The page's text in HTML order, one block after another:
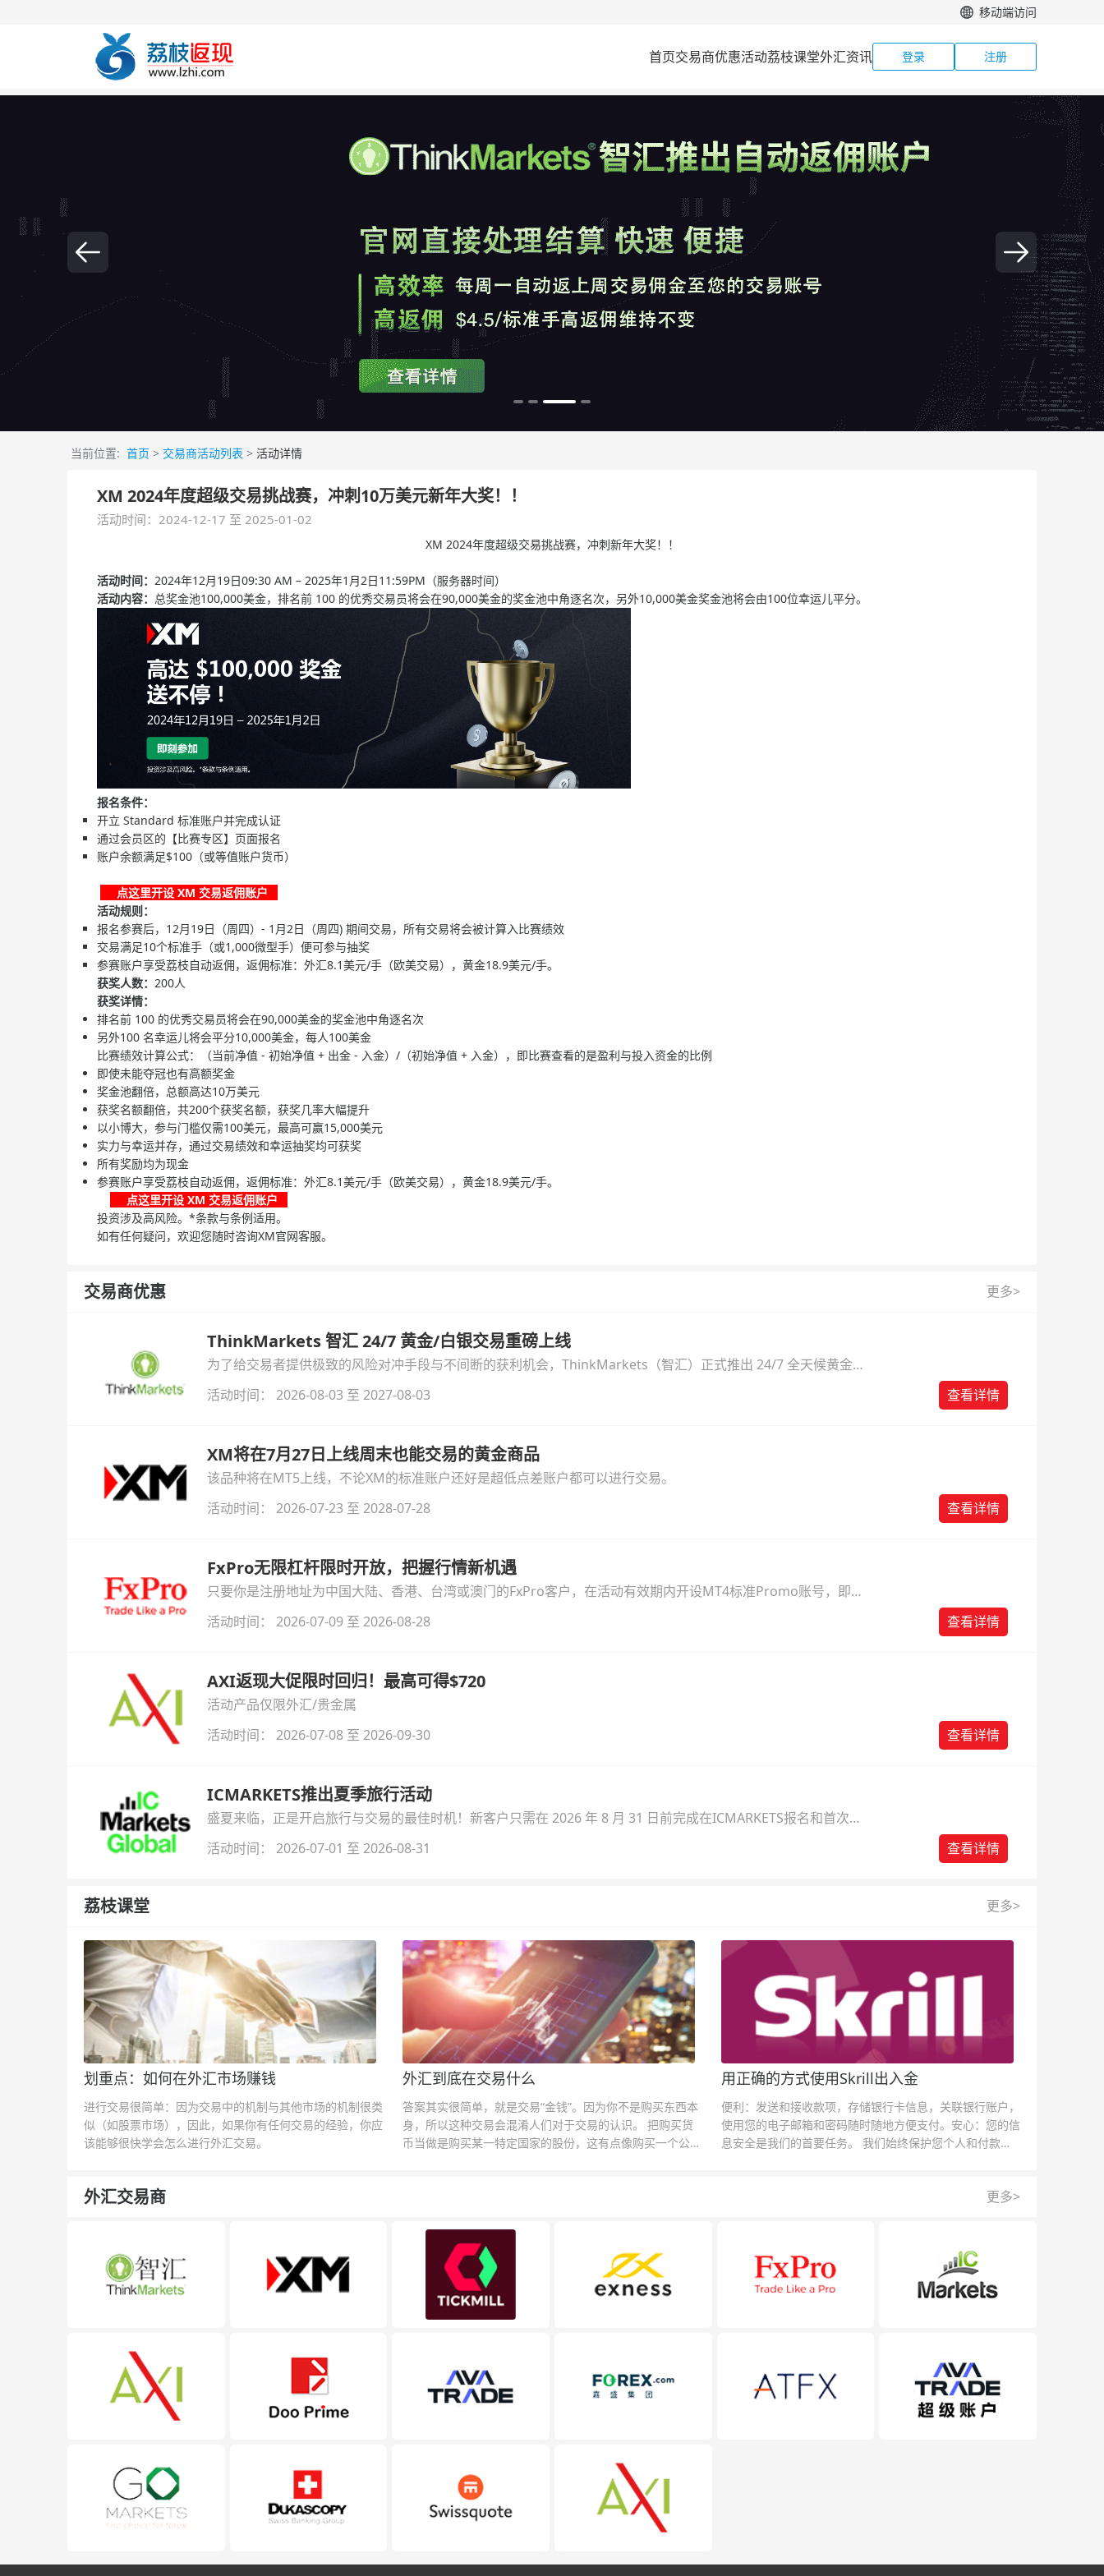
移动端访问
首页交易商优惠活动荔枝课堂外汇资讯 登录 注册
当前位置: 首页 > 交易商活动列表 > 活动详情
XM 2024年度超级交易挑战赛，冲刺10万美元新年大奖！！
活动时间：2024-12-17 至 2025-01-02
XM 2024年度超级交易挑战赛，冲刺新年大奖！！
活动时间： 2024年12月19日09:30 AM – 2025年1月2日11:59PM（服务器时间）​
活动内容： 总奖金池100,000美金，排名前 100 的优秀交易员将会在90,000美金的奖金池中角逐名次，另外10,000美金奖金池将会由100位幸运儿平分。
报名条件：
开立 Standard 标准账户并完成认证​
通过会员区的【比赛专区】页面报名​
账户余额满足$100（或等值账户货币）​
点这里开设 XM 交易返佣账户
活动规则：​
报名参赛后，12月19日（周四）- 1月2日（周四) 期间交易，所有交易将会被计算入比赛绩效​
交易满足10个标准手（或1,000微型手）便可参与抽奖​
参赛账户享受荔枝自动返佣，返佣标准：外汇8.1美元/手（欧美交易），黄金18.9美元/手。
获奖人数： 200人
获奖详情：
排名前 100 的优秀交易员将会在90,000美金的奖金池中角逐名次
另外100 名幸运儿将会平分10,000美金，每人100美金
比赛绩效计算公式：（当前净值 - 初始净值 + 出金 - 入金）/（初始净值 + 入金），即比赛查看的是盈利与投入资金的比例
即使未能夺冠也有高额奖金
奖金池翻倍，总额高达10万美元
获奖名额翻倍，共200个获奖名额，获奖几率大幅提升
以小博大，参与门槛仅需100美元，最高可赢15,000美元
实力与幸运并存，通过交易绩效和幸运抽奖均可获奖
所有奖励均为现金
参赛账户享受荔枝自动返佣，返佣标准：外汇8.1美元/手（欧美交易），黄金18.9美元/手。
点这里开设 XM 交易返佣账户
投资涉及高风险。*条款与条例适用。
如有任何疑问，欢迎您随时咨询XM官网客服。
交易商优惠 更多>
ThinkMarkets 智汇 24/7 黄金/白银交易重磅上线
为了给交易者提供极致的风险对冲手段与不间断的获利机会，ThinkMarkets（智汇）正式推出 24/7 全天候黄金
与白银交易！本文将为您详细拆解本次升级的核心交易品种、杠杆配置、支持软件及交易细则。
活动时间： 2026-08-03 至 2027-08-03 查看详情
XM将在7月27日上线周末也能交易的黄金商品
该品种将在MT5上线，不论XM的标准账户还好是超低点差账户都可以进行交易。
活动时间： 2026-07-23 至 2028-07-28
查看详情
FxPro无限杠杆限时开放，把握行情新机遇
只要你是注册地址为中国大陆、香港、台湾或澳门的FxPro客户，在活动有效期内开设MT4标准Promo账号，即可
自动解锁无限倍杠杆福利，无需额外复杂操作。
活动时间： 2026-07-09 至 2026-08-28 查看详情
AXI返现大促限时回归！最高可得$720
活动产品仅限外汇/贵金属
活动时间： 2026-07-08 至 2026-09-30
查看详情
ICMARKETS推出夏季旅行活动
盛夏来临，正是开启旅行与交易的最佳时机！新客户只需在 2026 年 8 月 31 日前完成在ICMARKETS报名和首次入
金即可参与！
活动时间： 2026-07-01 至 2026-08-31 查看详情
荔枝课堂 更多>
划重点：如何在外汇市场赚钱
进行交易很简单：因为交易中的机制与其他市场的机制很类
似（如股票市场），因此，如果你有任何交易的经验，你应
该能够很快学会怎么进行外汇交易。
外汇到底在交易什么
答案其实很简单，就是交易“金钱”。因为你不是购买东西本
身，所以这种交易会混淆人们对于交易的认识。 把购买货
币当做是购买某一特定国家的股份，这有点像购买一个公司
用正确的方式使用Skrill出入金
便利：发送和接收款项，存储银行卡信息，关联银行账户，
使用您的电子邮箱和密码随时随地方便支付。安心：您的信
息安全是我们的首要任务。 我们始终保护您个人和付款信
外汇交易商 更多>